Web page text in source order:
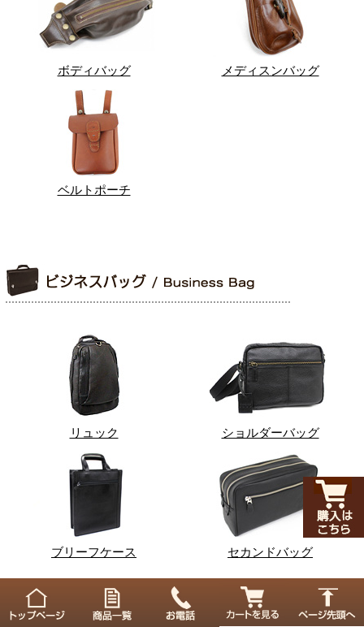
ボディバッグ メディスンバッグ
ベルトポーチ
リュック ショルダーバッグ
ブリーフケース セカンドバッグ